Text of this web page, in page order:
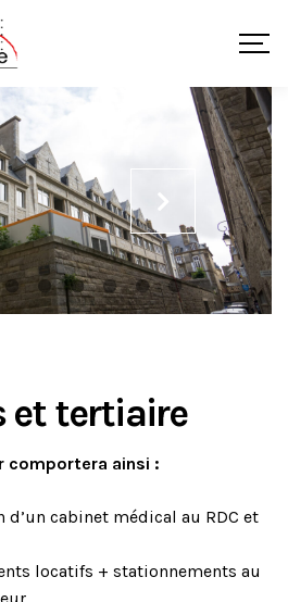
et tertiaire
comportera ainsi :
d’un cabinet médical au RDC et
locatifs + stationnements au